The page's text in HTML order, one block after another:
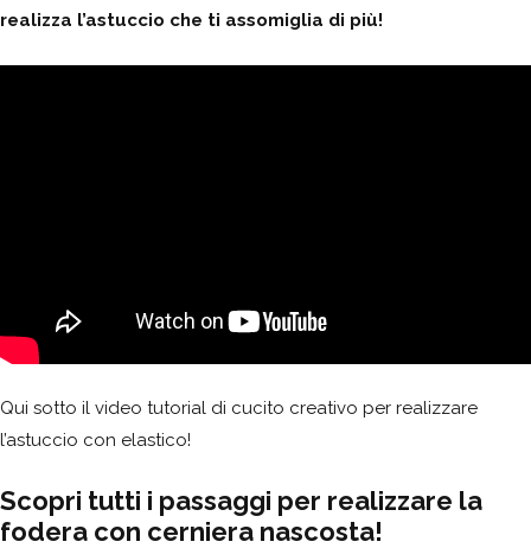
realizza l’astuccio che ti assomiglia di più!
Qui sotto il video tutorial di cucito creativo per realizzare
l’astuccio con elastico!
Scopri tutti i passaggi per realizzare la
fodera con cerniera nascosta!